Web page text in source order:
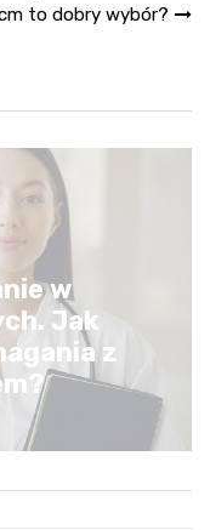
to dobry wybór?
w
Jak
z